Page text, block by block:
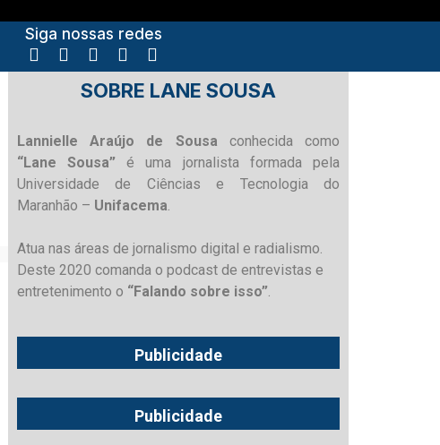
Siga nossas redes
SOBRE LANE SOUSA
Lannielle Araújo de Sousa conhecida como
“Lane Sousa” é uma jornalista formada pela
Universidade de Ciências e Tecnologia do
Maranhão – Unifacema.
Atua nas áreas de jornalismo digital e radialismo.
Deste 2020 comanda o podcast de entrevistas e
entretenimento o “Falando sobre isso”.
Publicidade
Publicidade